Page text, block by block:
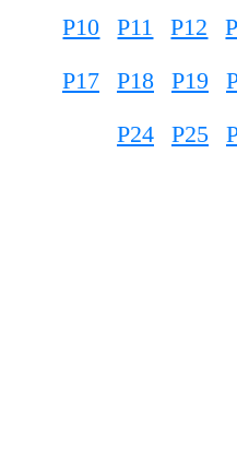
P10
P11 P12
P17
P18 P19
P24
P25